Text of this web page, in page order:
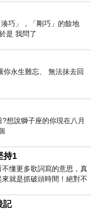
巧」，「剛巧」的餘地
是 我問了
你永生難忘、 無法抹去回
說獅子座的你現在八月
持1
懂更多歌詞寫的意思，真
就是抓破頭時間！絕對不
記